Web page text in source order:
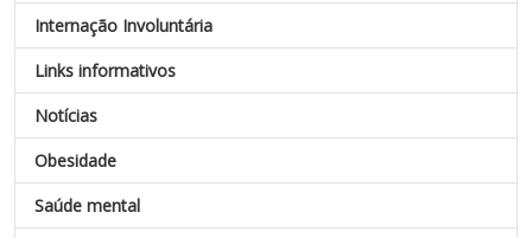
Internação Involuntária
Links informativos
Notícias
Obesidade
Saúde mental